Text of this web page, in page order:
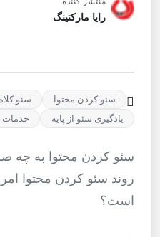
رایا مارکتینگ
سئو کردن محتوا
سئو
یادگیری سئو از پایه
خدمات
سئو کردن محتوا به چه
روند سئو کردن محتوا
است؟